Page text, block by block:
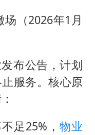
（2026年1月
布公告，计划
服务。核心原
足25%，物业